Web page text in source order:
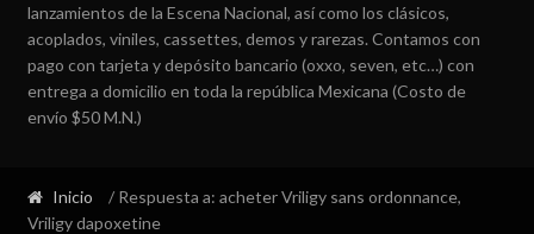
lanzamientos de la Escena Nacional, así como los clásicos,
acoplados, viniles, cassettes, demos y rarezas. Contamos con
pago con tarjeta y depósito bancario (oxxo, seven, etc…) con
entrega a domicilio en toda la república Mexicana (Costo de
envío $50 M.N.)
Inicio
/ Respuesta a: acheter Vriligy sans ordonnance,
Vriligy dapoxetine